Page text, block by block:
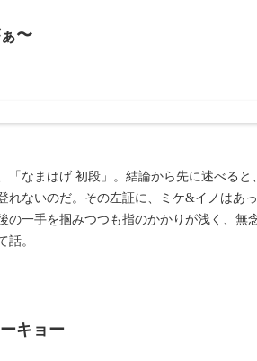
〜
「なまはげ 初段」。結論から先に述べる
れないのだ。その左証に、ミケ&イノはあ
の一手を掴みつつも指のかかりが浅く、無
話。
キョー